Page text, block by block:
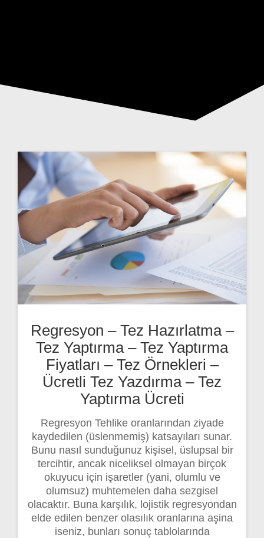
Regresyon – Tez Hazırlatma –
Tez Yaptırma – Tez Yaptırma
Fiyatları – Tez Örnekleri –
Ücretli Tez Yazdırma – Tez
Yaptırma Ücreti
Regresyon Tehlike oranlarından ziyade
kaydedilen (üslenmemiş) katsayıları sunar.
Bunu nasıl sunduğunuz kişisel, üslupsal bir
tercihtir, ancak niceliksel olmayan birçok
okuyucu için işaretler (yani, olumlu ve
olumsuz) muhtemelen daha sezgisel
olacaktır. Buna karşılık, lojistik regresyondan
elde edilen benzer olasılık oranlarına aşina
iseniz, bunları sonuç tablolarında